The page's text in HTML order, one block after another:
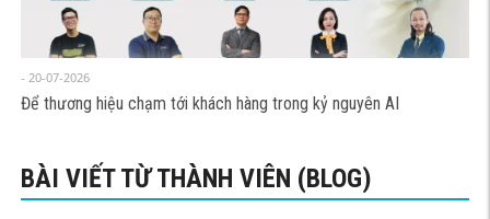
- 20-07-2026
Để thương hiệu chạm tới khách hàng trong kỷ nguyên AI
BÀI VIẾT TỪ THÀNH VIÊN (BLOG)